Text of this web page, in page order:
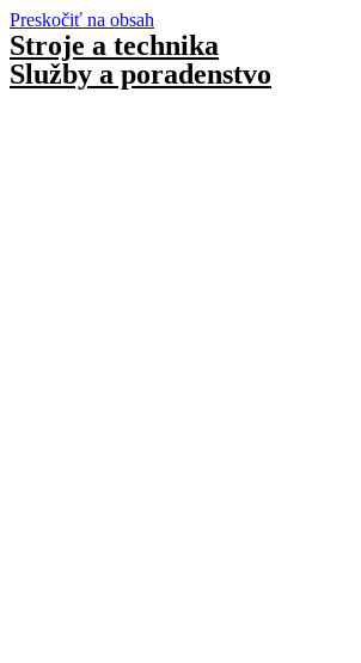
Preskočiť na obsah
Stroje a technika
Služby a poradenstvo